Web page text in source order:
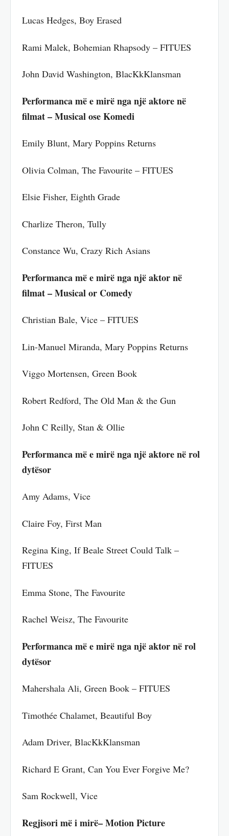
Lucas Hedges, Boy Erased
Rami Malek, Bohemian Rhapsody – FITUES
John David Washington, BlacKkKlansman
Performanca më e mirë nga një aktore në
filmat – Musical ose Komedi
Emily Blunt, Mary Poppins Returns
Olivia Colman, The Favourite – FITUES
Elsie Fisher, Eighth Grade
Charlize Theron, Tully
Constance Wu, Crazy Rich Asians
Performanca më e mirë nga një aktor në
filmat – Musical or Comedy
Christian Bale, Vice – FITUES
Lin-Manuel Miranda, Mary Poppins Returns
Viggo Mortensen, Green Book
Robert Redford, The Old Man & the Gun
John C Reilly, Stan & Ollie
Performanca më e mirë nga një aktore në rol
dytësor
Amy Adams, Vice
Claire Foy, First Man
Regina King, If Beale Street Could Talk –
FITUES
Emma Stone, The Favourite
Rachel Weisz, The Favourite
Performanca më e mirë nga një aktor në rol
dytësor
Mahershala Ali, Green Book – FITUES
Timothée Chalamet, Beautiful Boy
Adam Driver, BlacKkKlansman
Richard E Grant, Can You Ever Forgive Me?
Sam Rockwell, Vice
Regjisori më i mirë– Motion Picture